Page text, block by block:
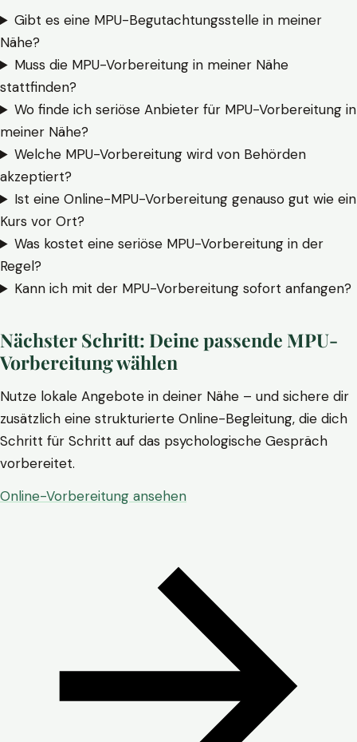
Gibt es eine MPU-Begutachtungsstelle in meiner
Nähe?
Muss die MPU-Vorbereitung in meiner Nähe
stattfinden?
Wo finde ich seriöse Anbieter für MPU-Vorbereitung in
meiner Nähe?
Welche MPU-Vorbereitung wird von Behörden
akzeptiert?
Ist eine Online-MPU-Vorbereitung genauso gut wie ein
Kurs vor Ort?
Was kostet eine seriöse MPU-Vorbereitung in der
Regel?
Kann ich mit der MPU-Vorbereitung sofort anfangen?
Nächster Schritt: Deine passende MPU-
Vorbereitung wählen
Nutze lokale Angebote in deiner Nähe – und sichere dir
zusätzlich eine strukturierte Online-Begleitung, die dich
Schritt für Schritt auf das psychologische Gespräch
vorbereitet.
Online-Vorbereitung ansehen